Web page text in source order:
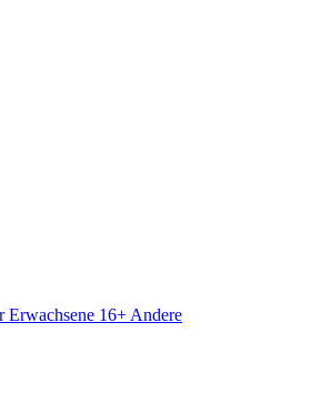
Erwachsene 16+ Andere